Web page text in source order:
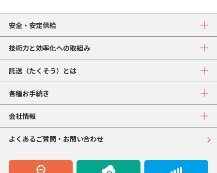
安全・安定供給
技術力と効率化への取組み
託送（たくそう）とは
各種お手続き
会社情報
よくあるご質問・お問い合わせ